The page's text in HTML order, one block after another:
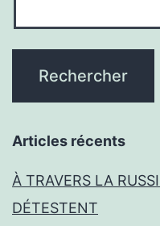
Articles récents
À TRAVERS LA
DÉTESTENT